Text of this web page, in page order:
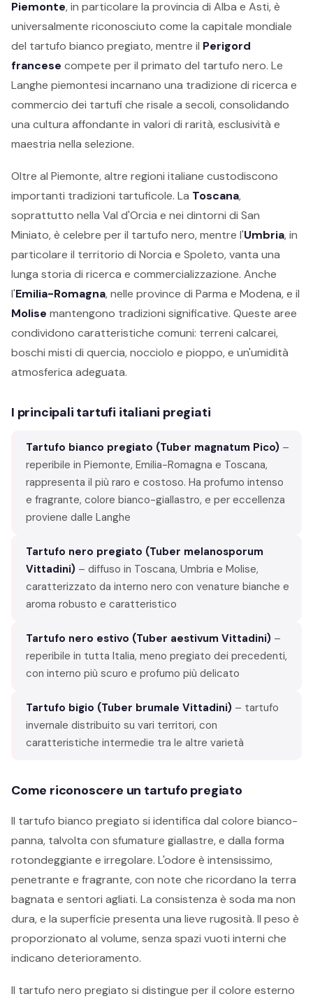
Piemonte, in particolare la provincia di Alba e Asti, è
universalmente riconosciuto come la capitale mondiale
del tartufo bianco pregiato, mentre il Perigord
francese compete per il primato del tartufo nero. Le
Langhe piemontesi incarnano una tradizione di ricerca e
commercio dei tartufi che risale a secoli, consolidando
una cultura affondante in valori di rarità, esclusività e
maestria nella selezione.
Oltre al Piemonte, altre regioni italiane custodiscono
importanti tradizioni tartuficole. La Toscana,
soprattutto nella Val d'Orcia e nei dintorni di San
Miniato, è celebre per il tartufo nero, mentre l'Umbria, in
particolare il territorio di Norcia e Spoleto, vanta una
lunga storia di ricerca e commercializzazione. Anche
l'Emilia-Romagna, nelle province di Parma e Modena, e il
Molise mantengono tradizioni significative. Queste aree
condividono caratteristiche comuni: terreni calcarei,
boschi misti di quercia, nocciolo e pioppo, e un'umidità
atmosferica adeguata.
I principali tartufi italiani pregiati
Tartufo bianco pregiato (Tuber magnatum Pico) –
reperibile in Piemonte, Emilia-Romagna e Toscana,
rappresenta il più raro e costoso. Ha profumo intenso
e fragrante, colore bianco-giallastro, e per eccellenza
proviene dalle Langhe
Tartufo nero pregiato (Tuber melanosporum
Vittadini) – diffuso in Toscana, Umbria e Molise,
caratterizzato da interno nero con venature bianche e
aroma robusto e caratteristico
Tartufo nero estivo (Tuber aestivum Vittadini) –
reperibile in tutta Italia, meno pregiato dei precedenti,
con interno più scuro e profumo più delicato
Tartufo bigio (Tuber brumale Vittadini) – tartufo
invernale distribuito su vari territori, con
caratteristiche intermedie tra le altre varietà
Come riconoscere un tartufo pregiato
Il tartufo bianco pregiato si identifica dal colore bianco-
panna, talvolta con sfumature giallastre, e dalla forma
rotondeggiante e irregolare. L'odore è intensissimo,
penetrante e fragrante, con note che ricordano la terra
bagnata e sentori agliati. La consistenza è soda ma non
dura, e la superficie presenta una lieve rugosità. Il peso è
proporzionato al volume, senza spazi vuoti interni che
indicano deterioramento.
Il tartufo nero pregiato si distingue per il colore esterno